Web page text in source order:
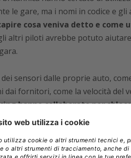
le gare, ma i nomi in codice e gli
cosa veniva detto e come
altri piloti avrebbe potuto
sensori dalle proprie auto,
fornitori, come la velocità del
hanno collaborato per
del linguaggio naturale
ha richiesto sei mesi,
dati,al filtraggio del rumore,